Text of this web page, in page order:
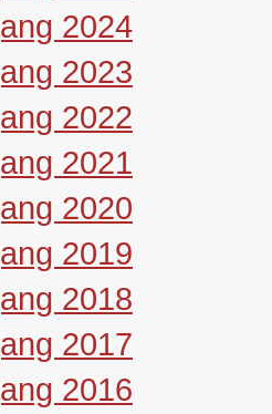
2024
2023
2022
2021
2020
2019
2018
2017
2016